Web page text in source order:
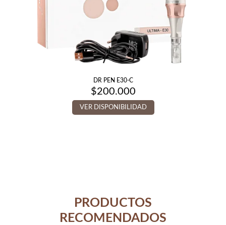
DR PEN E30-C
$200.000
VER DISPONIBILIDAD
PRODUCTOS
RECOMENDADOS